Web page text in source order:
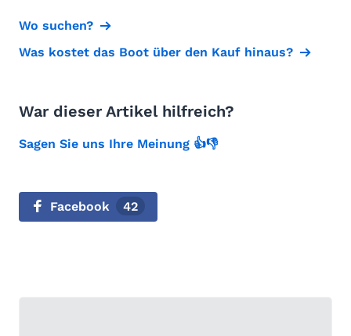
Wo suchen?
Was kostet das Boot über den Kauf hinaus?
War dieser Artikel hilfreich?
Sagen Sie uns Ihre Meinung 👍👎
Facebook 42